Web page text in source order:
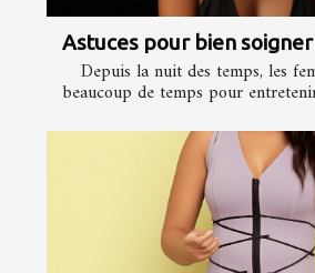
Astuces pour bien
Depuis la nuit des temps, les
beaucoup de temps pour